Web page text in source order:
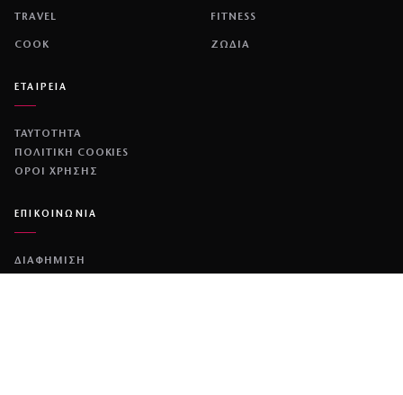
TRAVEL FITNESS
COOK ΖΩΔΙΑ
ΕΤΑΙΡΕΙΑ
ΤΑΥΤΟΤΗΤΑ
ΠΟΛΙΤΙΚΉ COOKIES
ΌΡΟΙ ΧΡΉΣΗΣ
ΕΠΙΚΟΙΝΩΝΙΑ
ΔΙΑΦΗΜΙΣΗ